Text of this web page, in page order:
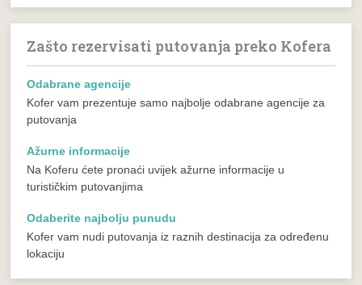
Zašto rezervisati putovanja preko Kofera
Odabrane agencije
Kofer vam prezentuje samo najbolje odabrane agencije za
putovanja
Ažurne informacije
Na Koferu ćete pronaći uvijek ažurne informacije u
turističkim putovanjima
Odaberite najbolju punudu
Kofer vam nudi putovanja iz raznih destinacija za određenu
lokaciju